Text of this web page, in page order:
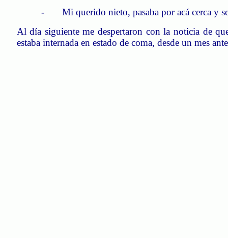
- Mi querido nieto, pasaba por acá cerca y se
Al día siguiente me despertaron con la noticia de
estaba internada en estado de coma, desde un mes